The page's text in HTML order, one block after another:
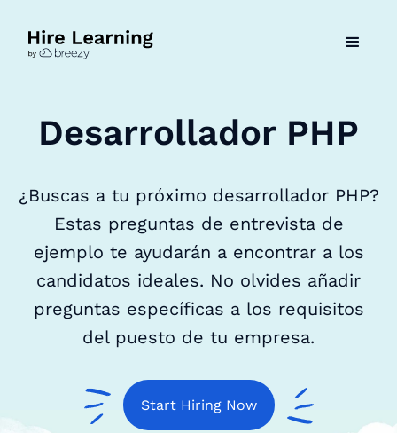
Desarrollador PHP
¿Buscas a tu próximo desarrollador PHP?
Estas preguntas de entrevista de
ejemplo te ayudarán a encontrar a los
candidatos ideales. No olvides añadir
preguntas específicas a los requisitos
del puesto de tu empresa.
Start Hiring Now